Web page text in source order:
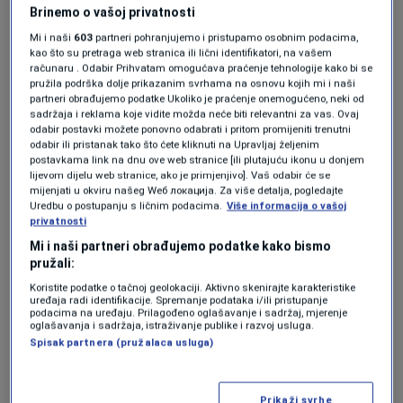
blokirao otpuštanje više od 500
SVIJET 30. sep. | 0
Trumpova administracija počela s
otpuštanjem dijela uposlenika VOA-e
SVIJET 0
Ungar za N1: VOA neće preživjeti Trumpa
Brinemo o vašoj privatnosti
Mi i naši 603 partneri pohranjujemo i pristupamo osobnim podacima,
kao što su pretraga web stranica ili lični identifikatori, na vašem
računaru . Odabir Prihvatam omogućava praćenje tehnologije kako bi se
pružila podrška dolje prikazanim svrhama na osnovu kojih mi i naši
partneri obrađujemo podatke Ukoliko je praćenje onemogućeno, neki od
sadržaja i reklama koje vidite možda neće biti relevantni za vas. Ovaj
odabir postavki možete ponovno odabrati i pritom promijeniti trenutni
odabir ili pristanak tako što ćete kliknuti na Upravljaj željenim
postavkama link na dnu ove web stranice [ili plutajuću ikonu u donjem
lijevom dijelu web stranice, ako je primjenjivo]. Vaš odabir će se
mijenjati u okviru našeg Wеб локација. Za više detalja, pogledajte
Uredbu o postupanju s ličnim podacima. Više informacija o vašoj
privatnosti
Mi i naši partneri obrađujemo podatke kako bismo
pružali:
Koristite podatke o tačnoj geolokaciji. Aktivno skenirajte karakteristike
uređaja radi identifikacije. Spremanje podataka i/ili pristupanje
podacima na uređaju. Prilagođeno oglašavanje i sadržaj, mjerenje
oglašavanja i sadržaja, istraživanje publike i razvoj usluga.
Spisak partnera (pružalaca usluga)
Prikaži svrhe